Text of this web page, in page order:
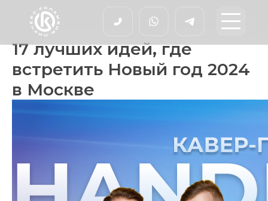
17 лучших идей, где
встретить Новый год 2024
в Москве